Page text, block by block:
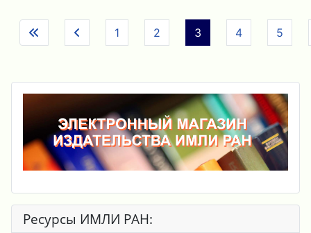
1 2 3 4 5
Ресурсы ИМЛИ РАН: